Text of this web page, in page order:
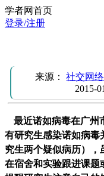
学者网首页
登录/注册
来源：社交网
2015-
最近诺如病毒在广州
有研究生感染诺如病
究生两个疑似病历）
在宿舍和实验跟进课